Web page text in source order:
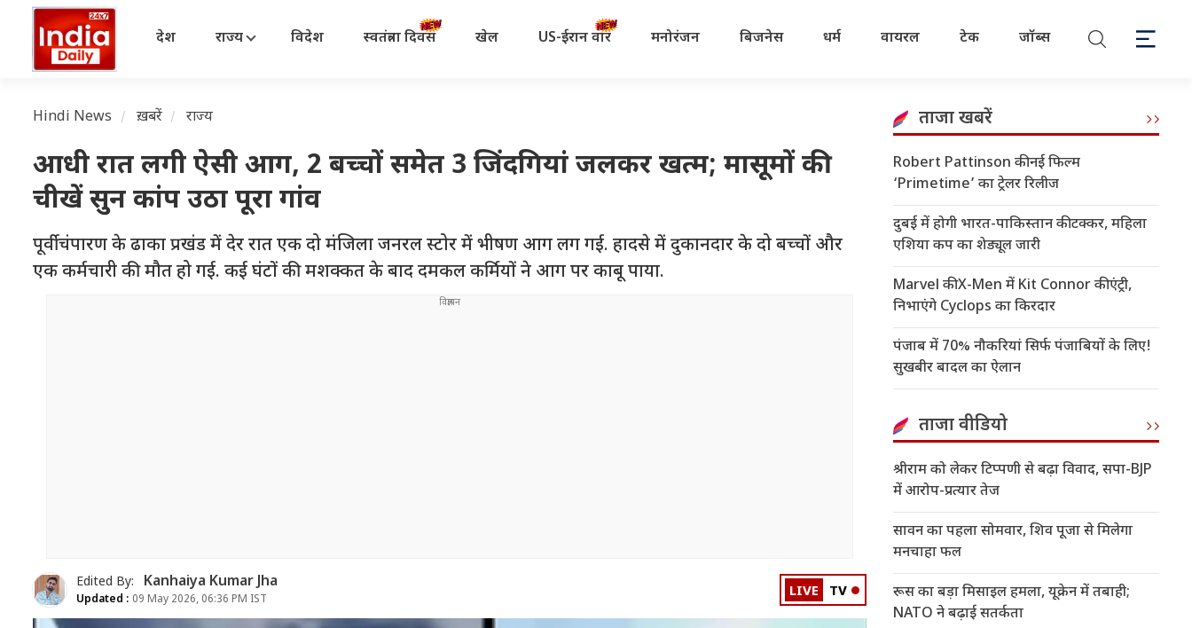
देश राज्य विदेश स्वतंत्रता दिवस खेल US-ईरान वॉर मनोरंजन बिजनेस धर्म वायरल टेक जॉब्स
Hindi News ख़बरें राज्य
आधी रात लगी ऐसी आग, 2 बच्चों समेत 3 जिंदगियां जलकर खत्म; मासूमों की
चीखें सुन कांप उठा पूरा गांव
पूर्वी चंपारण के ढाका प्रखंड में देर रात एक दो मंजिला जनरल स्टोर में भीषण आग लग गई. हादसे में दुकानदार के दो बच्चों और
एक कर्मचारी की मौत हो गई. कई घंटों की मशक्कत के बाद दमकल कर्मियों ने आग पर काबू पाया.
Edited By: Kanhaiya Kumar Jha
Updated : 09 May 2026, 06:36 PM IST LIVE TV
ताजा खबरें
Robert Pattinson की नई फिल्म
‘Primetime’ का ट्रेलर रिलीज
दुबई में होगी भारत-पाकिस्तान की टक्कर, महिला
एशिया कप का शेड्यूल जारी
Marvel की X-Men में Kit Connor की एंट्री,
निभाएंगे Cyclops का किरदार
पंजाब में 70% नौकरियां सिर्फ पंजाबियों के लिए!
सुखबीर बादल का ऐलान
ताजा वीडियो
श्रीराम को लेकर टिप्पणी से बढ़ा विवाद, सपा-BJP
में आरोप-प्रत्यार तेज
सावन का पहला सोमवार, शिव पूजा से मिलेगा
मनचाहा फल
रूस का बड़ा मिसाइल हमला, यूक्रेन में तबाही;
NATO ने बढ़ाई सतर्कता